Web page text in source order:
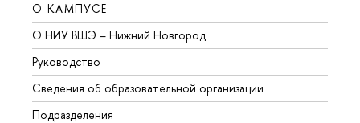
О КАМПУСЕ
О НИУ ВШЭ – Нижний Новгород
Руководство
Сведения об образовательной организации
Подразделения